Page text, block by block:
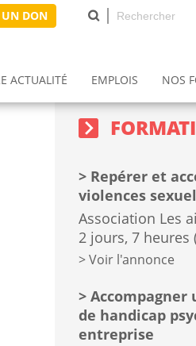
UN DON
ACTUALITÉ EMPLOIS NOS
sidebar
block
Repérer et
violences
Association Les
2 jours, 7 heures
Voir l'annonce
de handicap
entreprise